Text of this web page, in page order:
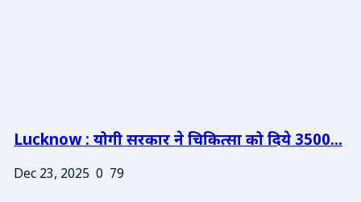
Lucknow : योगी सरकार ने चिकित्सा को दिये 3500...
Dec 23, 2025 0 79